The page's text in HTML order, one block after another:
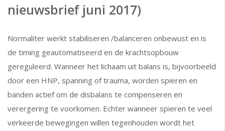
nieuwsbrief juni 2017)
Normaliter werkt stabiliseren /balanceren onbewust en is
de timing geautomatiseerd en de krachtsopbouw
gereguleerd. Wanneer het lichaam uit balans is, bijvoorbeeld
door een HNP, spanning of trauma, worden spieren en
banden actief om de disbalans te compenseren en
verergering te voorkomen. Echter wanneer spieren te veel
verkeerde bewegingen willen tegenhouden wordt het